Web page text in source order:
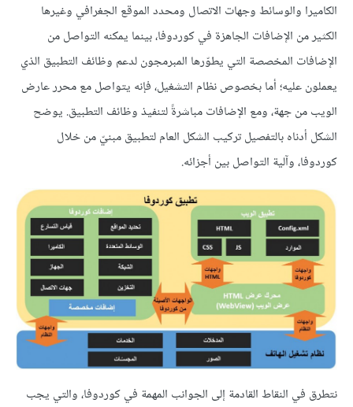
الكاميرا والوسائط وجهات الاتصال ومحدد الموقع الجغرافي وغيرها
الكثير من الإضافات الجاهزة في كوردوفا، بينما يمكنه التواصل من
الإضافات المخصصة التي يطوّرها المبرمجون لدعم وظائف التطبيق الذي
يعملون عليه؛ أما بخصوص نظام التشغيل، فإنه يتواصل مع محرر عارض
الويب من جهة، ومع الإضافات مباشرةً لتنفيذ وظائف التطبيق. يوضح
الشكل أدناه بالتفصيل تركيب الشكل العام لتطبيق مبنيّ من خلال
كوردوفا، وآلية التواصل بين أجزائه.
نتطرق في النقاط القادمة إلى الجوانب المهمة في كوردوفا، والتي يجب